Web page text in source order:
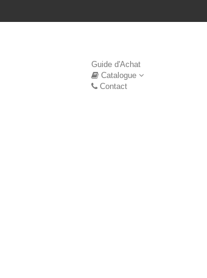
Guide d'Achat
Catalogue
Contact